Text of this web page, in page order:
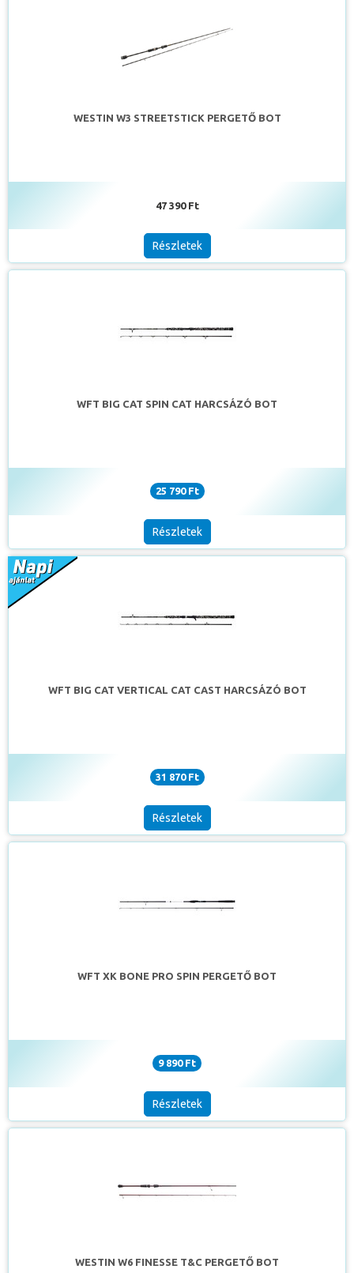
WESTIN W3 STREETSTICK PERGETŐ BOT
47 390 Ft
Részletek
WFT BIG CAT SPIN CAT HARCSÁZÓ BOT
25 790 Ft
Részletek
WFT BIG CAT VERTICAL CAT CAST HARCSÁZÓ BOT
31 870 Ft
Részletek
WFT XK BONE PRO SPIN PERGETŐ BOT
9 890 Ft
Részletek
WESTIN W6 FINESSE T&C PERGETŐ BOT